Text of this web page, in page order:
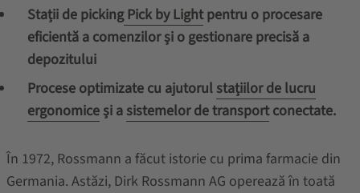
Stații de pickingPick by Light pentru o procesare
eficientă a comenzilor și o gestionare precisă a
depozitului
Procese optimizate cu ajutorulstațiilor de lucru
ergonomiceși asistemelor de transportconectate.
În 1972, Rossmann a făcut istorie cu prima farmacie din
Germania. Astăzi, Dirk Rossmann AG operează în toată